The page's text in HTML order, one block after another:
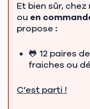
Et bien sûr,
ou en
propose :
🐸 12 paires
fraiches ou
C’est parti !